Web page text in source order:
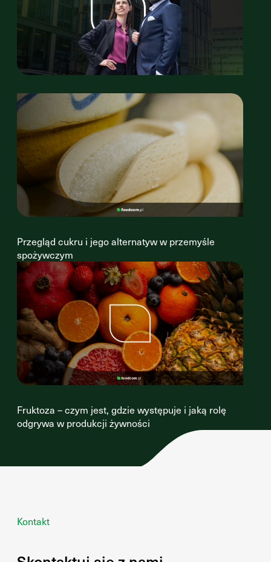
Przegląd cukru i jego alternatyw w przemyśle
spożywczym
Fruktoza – czym jest, gdzie występuje i jaką rolę
odgrywa w produkcji żywności
Kontakt